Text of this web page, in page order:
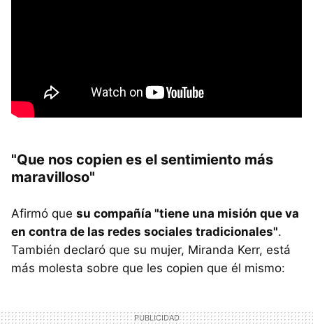
"Que nos copien es el sentimiento más
maravilloso"
Afirmó que su compañía "tiene una misión que va
en contra de las redes sociales tradicionales".
También declaró que su mujer, Miranda Kerr, está
más molesta sobre que les copien que él mismo: